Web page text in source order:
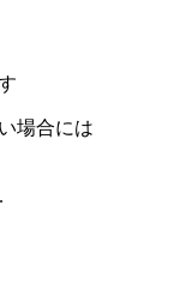
場合には